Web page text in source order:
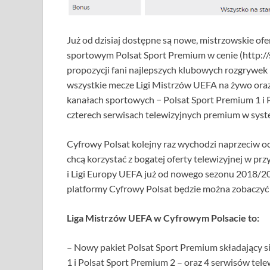
Już od dzisiaj dostępne są nowe, mistrzowskie
sportowym Polsat Sport Premium w cenie
propozycji fani najlepszych klubowych
wszystkie mecze Ligi Mistrzów UEFA na żywo
kanałach sportowych − Polsat Sport Premium 1
czterech serwisach telewizyjnych premium w
Cyfrowy Polsat kolejny raz wychodzi naprzeciw
chcą korzystać z bogatej oferty telewizyjnej w
i Ligi Europy UEFA już od nowego sezonu 2018/
platformy Cyfrowy Polsat będzie można
Liga Mistrzów UEFA w Cyfrowym Polsacie to:
– Nowy pakiet Polsat Sport Premium składający
1 i Polsat Sport Premium 2 – oraz 4 serwisów